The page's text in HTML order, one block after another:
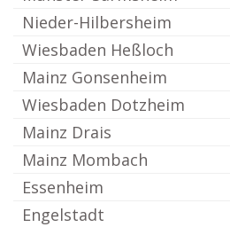
Nieder-Hilbersheim
Wiesbaden Heßloch
Mainz Gonsenheim
Wiesbaden Dotzheim
Mainz Drais
Mainz Mombach
Essenheim
Engelstadt